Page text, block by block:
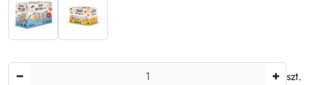
szt.